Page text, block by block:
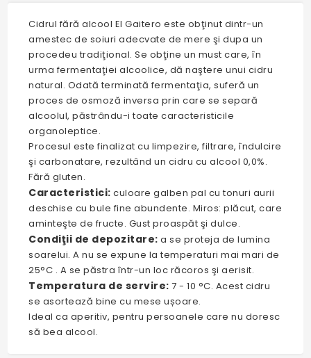
Cidrul fără alcool El Gaitero este obţinut dintr-un
amestec de soiuri adecvate de mere şi dupa un
procedeu tradiţional. Se obţine un must care, în
urma fermentaţiei alcoolice, dă naştere unui cidru
natural. Odată terminată fermentaţia, suferă un
proces de osmoză inversa prin care se separă
alcoolul, păstrându-i toate caracteristicile
organoleptice.
Procesul este finalizat cu limpezire, filtrare, îndulcire
şi carbonatare, rezultând un cidru cu alcool 0,0%.
Fără gluten.
Caracteristici: culoare galben pal cu tonuri aurii
deschise cu bule fine abundente. Miros: plăcut, care
aminteşte de fructe. Gust proaspăt şi dulce.
Condiţii de depozitare: a se proteja de lumina
soarelui. A nu se expune la temperaturi mai mari de
25°C . A se păstra într-un loc răcoros şi aerisit.
Temperatura de servire:7 - 10 °C. Acest cidru
se asortează bine cu mese ușoare.
Ideal ca aperitiv, pentru persoanele care nu doresc
să bea alcool.